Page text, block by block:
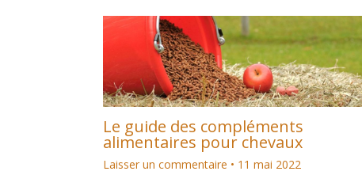
Le guide des compléments
alimentaires pour chevaux
Laisser un commentaire • 11 mai 2022